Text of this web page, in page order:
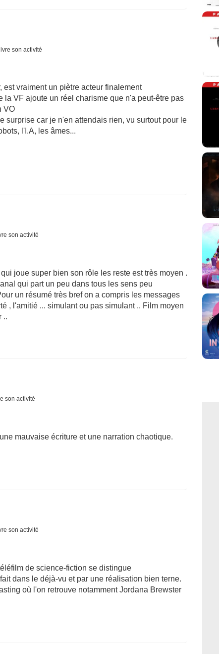
son activité
est vraiment un piètre acteur finalement
la VF ajoute un réel charisme que n'a peut-être pas
VO
surprise car je n'en attendais rien, vu surtout pour le
l'I.A, les âmes...
son activité
joue super bien son rôle les reste est très moyen .
qui part un peu dans tous les sens peu
un résumé très bref on a compris les messages
, l'amitié ... simulant ou pas simulant .. Film moyen
..
son activité
mauvaise écriture et une narration chaotique.
son activité
de science-fiction se distingue
dans le déjà-vu et par une réalisation bien terne.
où l'on retrouve notamment Jordana Brewster